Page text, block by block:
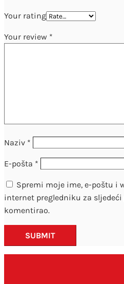
Your rating
Your review *
Naziv *
E-pošta *
Spremi moje ime, e-poštu i
internet pregledniku za
komentirao.
SUBMIT